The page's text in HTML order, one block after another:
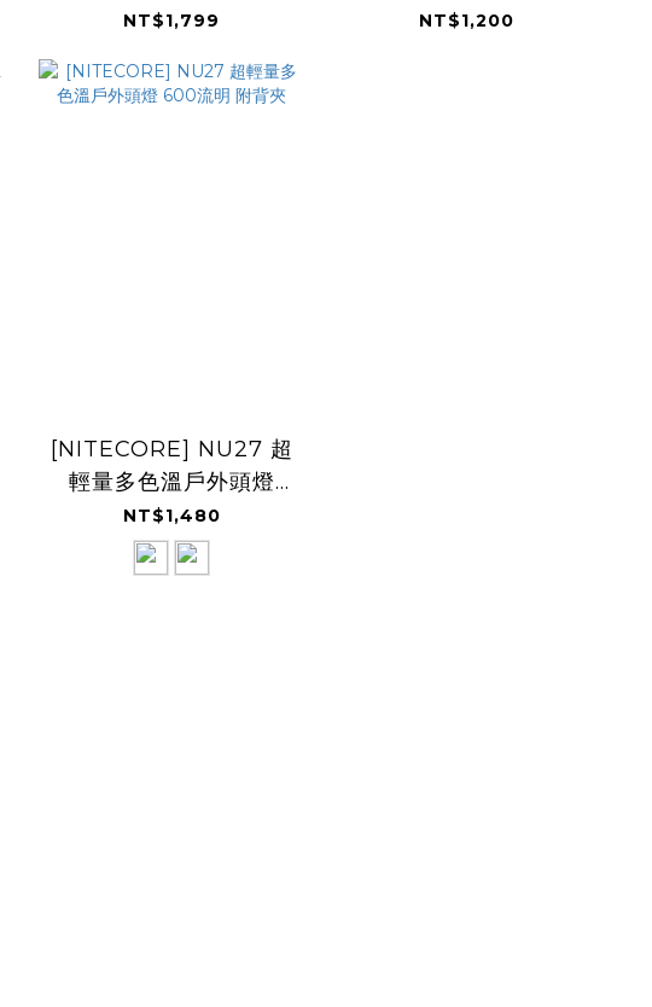
版 碳纖維輕量行動電源
NT$1,799
5000mAh / 89g
NT$1,200
[NITECORE] NU27 超
輕量多色溫戶外頭燈
600流明 附背夾
NT$1,480